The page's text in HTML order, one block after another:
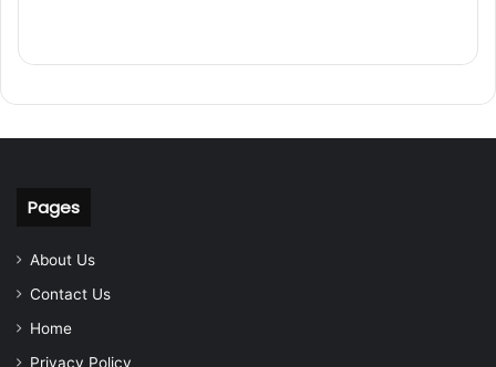
Pages
About Us
Contact Us
Home
Privacy Policy